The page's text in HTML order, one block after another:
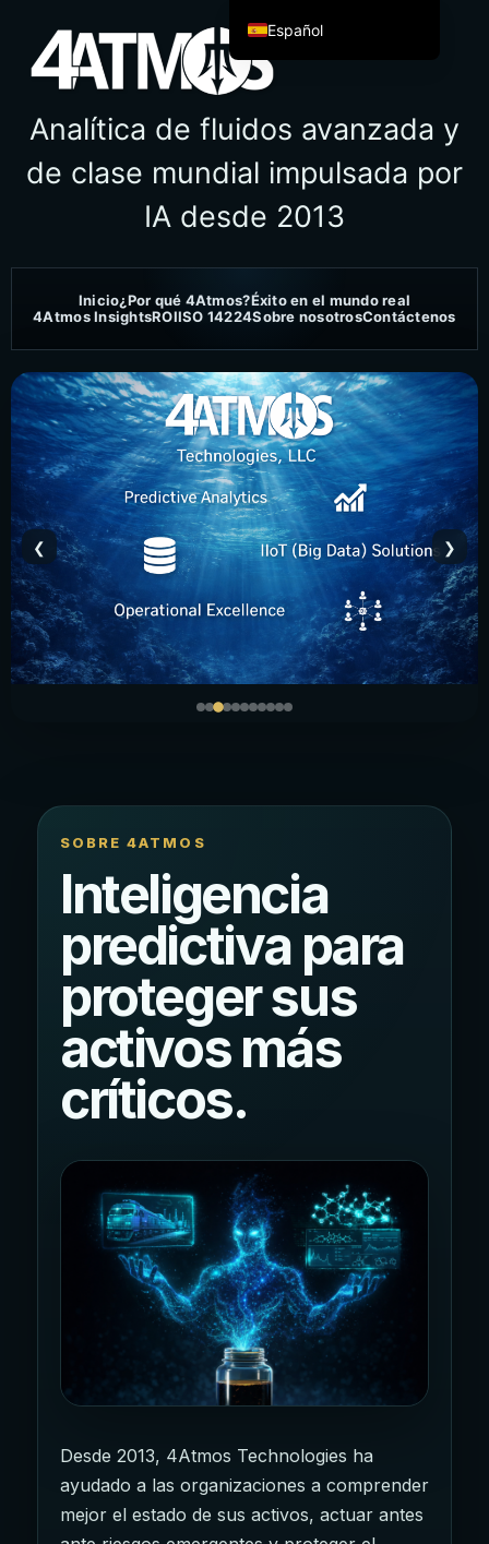
Analítica de fluidos avanzada y
de clase mundial impulsada por
IA desde 2013
Inicio¿Por qué 4Atmos?Éxito en el mundo real
4Atmos InsightsROIISO 14224Sobre nosotrosContáctenos
❮ ❯
SOBRE 4ATMOS
Inteligencia
predictiva para
proteger sus
activos más
críticos.
Desde 2013, 4Atmos Technologies ha
ayudado a las organizaciones a comprender
mejor el estado de sus activos, actuar antes
Español
English
Français
Italiano
Deutsch
简体中文
繁體中文
हिन्दी
Français du Canada
Irish
Ελληνικά
Bahasa Indonesia
Bahasa Melayu
Sicilian
日本語